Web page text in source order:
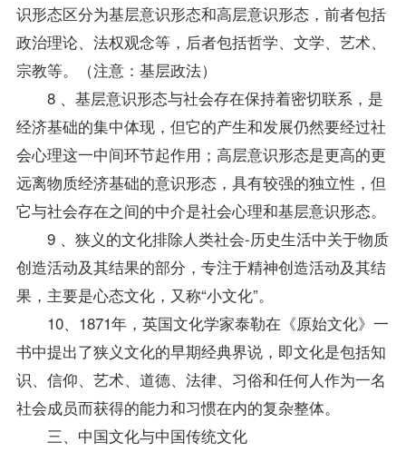
识形态区分为基层意识形态和高层意识形态，前者包括
政治理论、法权观念等，后者包括哲学、文学、艺术、
宗教等。（注意：基层政法）
8 、基层意识形态与社会存在保持着密切联系，是
经济基础的集中体现，但它的产生和发展仍然要经过社
会心理这一中间环节起作用；高层意识形态是更高的更
远离物质经济基础的意识形态，具有较强的独立性，但
它与社会存在之间的中介是社会心理和基层意识形态。
9 、狭义的文化排除人类社会-历史生活中关于物质
创造活动及其结果的部分，专注于精神创造活动及其结
果，主要是心态文化，又称“小文化”。
10、1871年，英国文化学家泰勒在《原始文化》一
书中提出了狭义文化的早期经典界说，即文化是包括知
识、信仰、艺术、道德、法律、习俗和任何人作为一名
社会成员而获得的能力和习惯在内的复杂整体。
三、中国文化与中国传统文化